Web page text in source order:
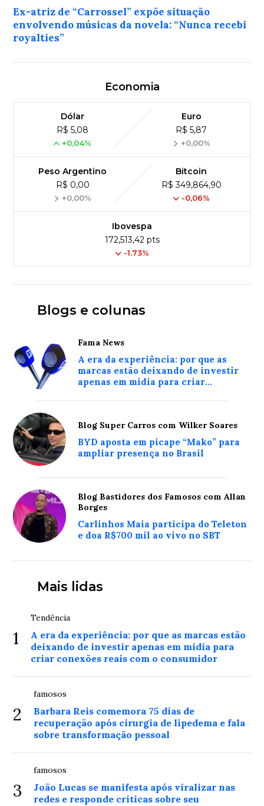
Ex-atriz de “Carrossel” expõe situação
envolvendo músicas da novela: “Nunca recebi
royalties”
Economia
Dólar
R$ 5,08
+0,04%
Euro
R$ 5,87
+0,00%
Peso Argentino
R$ 0,00
+0,00%
Bitcoin
R$ 349,864,90
-0,06%
Ibovespa
172,513,42 pts
-1.73%
Blogs e colunas
Fama News
A era da experiência: por que as
marcas estão deixando de investir
apenas em mídia para criar
Blog Super Carros com Wilker Soares
BYD aposta em picape “Mako” para
ampliar presença no Brasil
Blog Bastidores dos Famosos com Allan
Borges
Carlinhos Maia participa do Teleton
e doa R$700 mil ao vivo no SBT
Mais lidas
1
Tendência
A era da experiência: por que as marcas estão
deixando de investir apenas em mídia para
criar conexões reais com o consumidor
2
famosos
Barbara Reis comemora 75 dias de
recuperação após cirurgia de lipedema e fala
sobre transformação pessoal
3
famosos
João Lucas se manifesta após viralizar nas
redes e responde críticas sobre seu